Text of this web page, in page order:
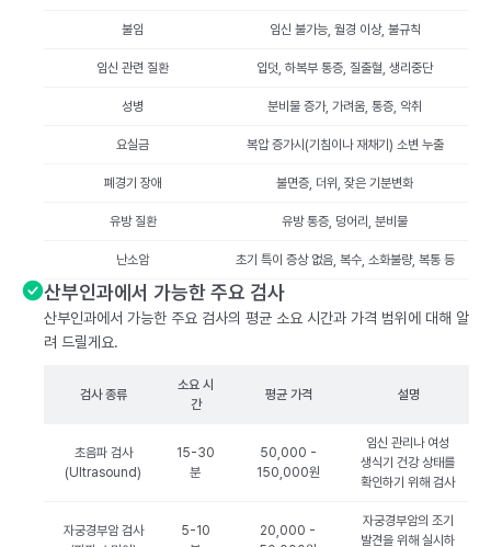
불임 임신 불가능, 월경 이상, 불규칙
임신 관련 질환 입덧, 하복부 통증, 질출혈, 생리중단
성병 분비물 증가, 가려움, 통증, 악취
요실금 복압 증가시(기침이나 재채기) 소변 누출
폐경기 장애 불면증, 더위, 잦은 기분변화
유방 질환 유방 통증, 덩어리, 분비물
난소암 초기 특이 증상 없음, 복수, 소화불량, 복통 등
산부인과에서 가능한 주요 검사
산부인과에서 가능한 주요 검사의 평균 소요 시간과 가격 범위에 대해 알
려 드릴게요.
검사 종류
소요 시
간
평균 가격 설명
초음파 검사
(Ultrasound)
15-30
분
50,000 -
150,000원
임신 관리나 여성
생식기 건강 상태를
확인하기 위해 검사
자궁경부암 검사
5-10
20,000 -
자궁경부암의 조기
발견을 위해 실시하